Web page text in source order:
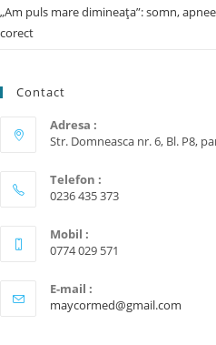
„Am puls mare dimineața”: somn,
corect
Contact
Adresa :
Str. Domneasca nr. 6, Bl. P8,
Telefon :
0236 435 373
Mobil :
0774 029 571
E-mail :
maycormed@gmail.com